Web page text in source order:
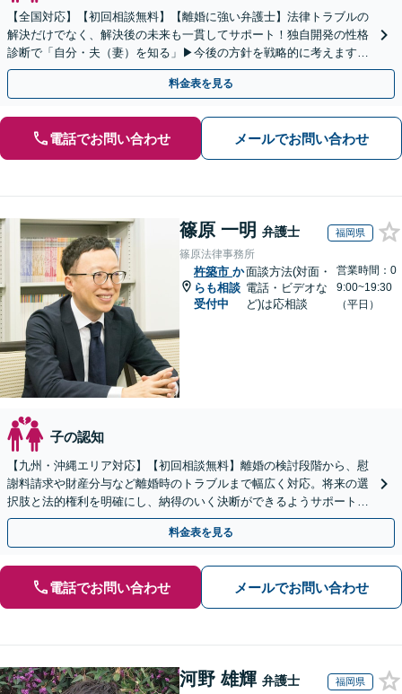
【全国対応】【初回相談無料】【離婚に強い弁護士】法律トラブルの
解決だけでなく、解決後の未来も一貫してサポート！独自開発の性格
診断で「自分・夫（妻）を知る」▶︎今後の方針を戦略的に考えます！
【休日夜間／オンライン相談OK】
料金表を見る
電話でお問い合わせ メールでお問い合わせ
篠原 一明 弁護士 福岡県
篠原法律事務所
杵築市 か
らも相談
受付中
面談方法(対面・
電話・ビデオな
ど)は応相談
営業時間：0
9:00~19:30
（平日）
子の認知
【九州・沖縄エリア対応】【初回相談無料】離婚の検討段階から、慰
謝料請求や財産分与など離婚時のトラブルまで幅広く対応。将来の選
択肢と法的権利を明確にし、納得のいく決断ができるようサポートい
たします【当日・休日・夜間相談OK】
料金表を見る
電話でお問い合わせ メールでお問い合わせ
河野 雄輝 弁護士 福岡県